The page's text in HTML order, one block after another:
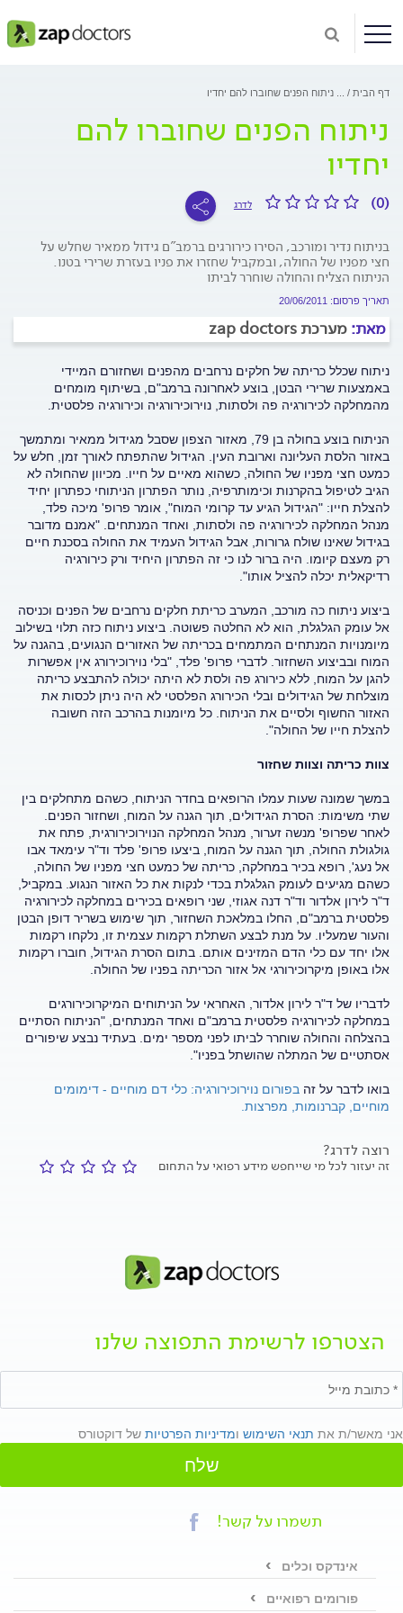
דף הבית ניתוח הפנים שחוברו להם יחדיו
ניתוח הפנים שחוברו להם
יחדיו
(0) לדרג
בניתוח נדיר ומורכב, הסירו כירורגים ברמב"ם גידול ממאיר שחלש על
חצי מפניו של החולה, ובמקביל שחזרו את פניו בעזרת שרירי בטנו.
הניתוח הצליח והחולה שוחרר לביתו
תאריך פרסום: 20/06/2011
מאת: מערכת zap doctors
ניתוח שכלל כריתה של חלקים נרחבים מהפנים ושחזורם המיידי
באמצעות שרירי הבטן, בוצע לאחרונה ברמב"ם, בשיתוף מומחים
מהמחלקה לכירורגיה פה ולסתות, נוירוכירורגיה וכירורגיה פלסטית.
הניתוח בוצע בחולה בן 79, מאזור הצפון שסבל מגידול ממאיר ומתמשך
באזור הלסת העליונה וארובת העין. הגידול שהתפתח לאורך זמן, חלש על
כמעט חצי מפניו של החולה, כשהוא מאיים על חייו. מכיוון שהחולה לא
הגיב לטיפול בהקרנות וכימותרפיה, נותר הפתרון הניתוחי כפתרון יחיד
להצלת חייו: "הגידול הגיע עד קרומי המוח", אומר פרופ' מיכה פלד,
מנהל המחלקה לכירורגיה פה ולסתות, ואחד המנתחים. "אמנם מדובר
בגידול שאינו שולח גרורות, אבל הגידול העמיד את החולה בסכנת חיים
רק מעצם קיומו. היה ברור לנו כי זה הפתרון היחיד ורק כירורגיה
רדיקאלית יכלה להציל אותו".
ביצוע ניתוח כה מורכב, המערב כריתת חלקים נרחבים של הפנים וכניסה
אל עומק הגלגלת, הוא לא החלטה פשוטה. ביצוע ניתוח כזה תלוי בשילוב
מיומנויות המנתחים המתמחים בכריתה של האזורים הנגועים, בהגנה על
המוח ובביצוע השחזור. לדברי פרופ' פלד, "בלי נוירוכירורג אין אפשרות
להגן על המוח, ללא כירורג פה ולסת לא היתה יכולה להתבצע כריתה
מוצלחת של הגידולים ובלי הכירורג הפלסטי לא היה ניתן לכסות את
האזור החשוף ולסיים את הניתוח. כל מיומנות בהרכב הזה חשובה
להצלת חייו של החולה".
צוות כריתה וצוות שחזור
במשך שמונה שעות עמלו הרופאים בחדר הניתוח, כשהם מתחלקים בין
שתי משימות: הסרת הגידולים, תוך הגנה על המוח, ושחזור הפנים.
לאחר שפרופ' מנשה זערור, מנהל המחלקה הנוירוכירורגית, פתח את
גולגולת החולה, תוך הגנה על המוח, ביצעו פרופ' פלד וד"ר עימאד אבו
אל נעג', רופא בכיר במחלקה, כריתה של כמעט חצי מפניו של החולה,
כשהם מגיעים לעומק הגלגלת בכדי לנקות את כל האזור הנגוע. במקביל,
ד"ר לירון אלדור וד"ר דנה אגוזי, שני רופאים בכירים במחלקה לכירורגיה
פלסטית ברמב"ם, החלו במלאכת השחזור, תוך שימוש בשריר דופן הבטן
והעור שמעליו. על מנת לבצע השתלת רקמות עצמית זו, נלקחו רקמות
אלו יחד עם כלי הדם המזינים אותם. בתום הסרת הגידול, חוברו רקמות
אלו באופן מיקרוכירורגי אל אזור הכריתה בפניו של החולה.
לדבריו של ד"ר לירון אלדור, האחראי על הניתוחים המיקרוכירורגים
במחלקה לכירורגיה פלסטית ברמב"ם ואחד המנתחים, "הניתוח הסתיים
בהצלחה והחולה שוחרר לביתו לפני מספר ימים. בעתיד נבצע שיפורים
אסתטיים של המתלה שהושתל בפניו".
בואו לדבר על זה בפורום נוירוכירורגיה: כלי דם מוחיים - דימומים
מוחיים, קברנומות, מפרצות.
רוצה לדרג?
זה יעזור לכל מי שייחפש מידע רפואי על התחום
הצטרפו לרשימת התפוצה שלנו
אני מאשר/ת את תנאי השימוש ומדיניות הפרטיות של דוקטורס
שלח
תשמרו על קשר!
אינדקס וכלים
פורומים רפואיים